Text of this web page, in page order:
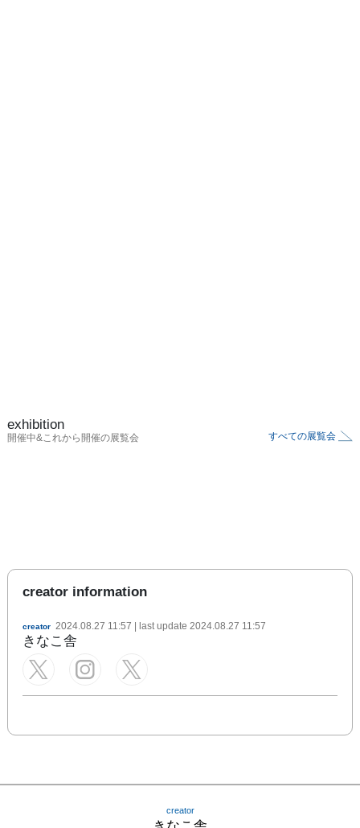
exhibition
開催中&これから開催の展覧会 すべての展覧会
creator information
creator 2024.08.27 11:57 | last update 2024.08.27 11:57
きなこ舎
creator